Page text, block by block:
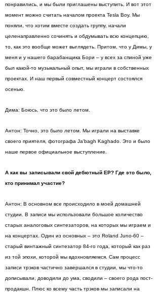
понравились, и мы были приглашены выступить. И вот этот
момент можно считать началом проекта Tesla Boy. Мы
поняли, что хотим вместе создать группу, начали
целенаправленно сочинять и обдумывать всю концепцию,
то, как это вообще может выглядеть. Притом, что у Димы, у
меня и у нашего барабанщика Бори – у всех за спиной уже
был какой-то музыкальный опыт, мы играли в собственных
проектах. И наш первый совместный концерт состоялся
осенью.
Дима: Боюсь, что это было летом.
Антон: Точно, это было летом. Мы играли на выставке
своего приятеля, фотографа Ja'bagh Kaghado. Это и было
наше первое официальное выступление.
А как вы записывали свой дебютный EP? Где это было,
кто принимал участие?
Антон: В основном все происходило в моей домашней
студии. В записи мы использовали большое количество
старых аналоговых синтезаторов, на которых мы играем и
на концертах. Один из основных – это Roland Juno-60 –
старый винтажный синтезатор 84-го года, который как раз
из той эпохи, которой мы вдохновляемся. Сам процесс
записи трэков частично завершался в студии, мы что-то
дописывали, доводили до ума, сводили – своего рода пост-
продакшн. Плюс ко всему часть трэков мы записали на